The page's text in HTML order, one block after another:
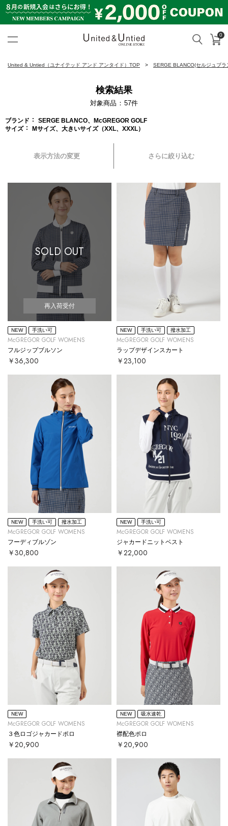
検索 カ
0
United & Untied（ユナイテッド アンド アンタイド）TOP SERGE BLANCO(セルジュブ
検索結果
対象商品 57件
ブランド
SERGE BLANCO、McGREGOR GOLF
サイズ
Mサイズ、大きいサイズ（XXL、XXXL）
表示方法の変更 さらに絞り込む
SOLD OUT
再入荷受付
NEW 手洗い可
McGREGOR GOLF WOMENS
フルジップブルソン
￥36,300
NEW 手洗い可 撥水加工
McGREGOR GOLF WOMENS
ラップデザインスカート
￥23,100
NEW 手洗い可 撥水加工
McGREGOR GOLF WOMENS
フーディブルゾン
￥30,800
NEW 手洗い可
McGREGOR GOLF WOMENS
ジャカードニットベスト
￥22,000
NEW
McGREGOR GOLF WOMENS
３色ロゴジャカードポロ
￥20,900
NEW 吸水速乾
McGREGOR GOLF WOMENS
襟配色ポロ
￥20,900